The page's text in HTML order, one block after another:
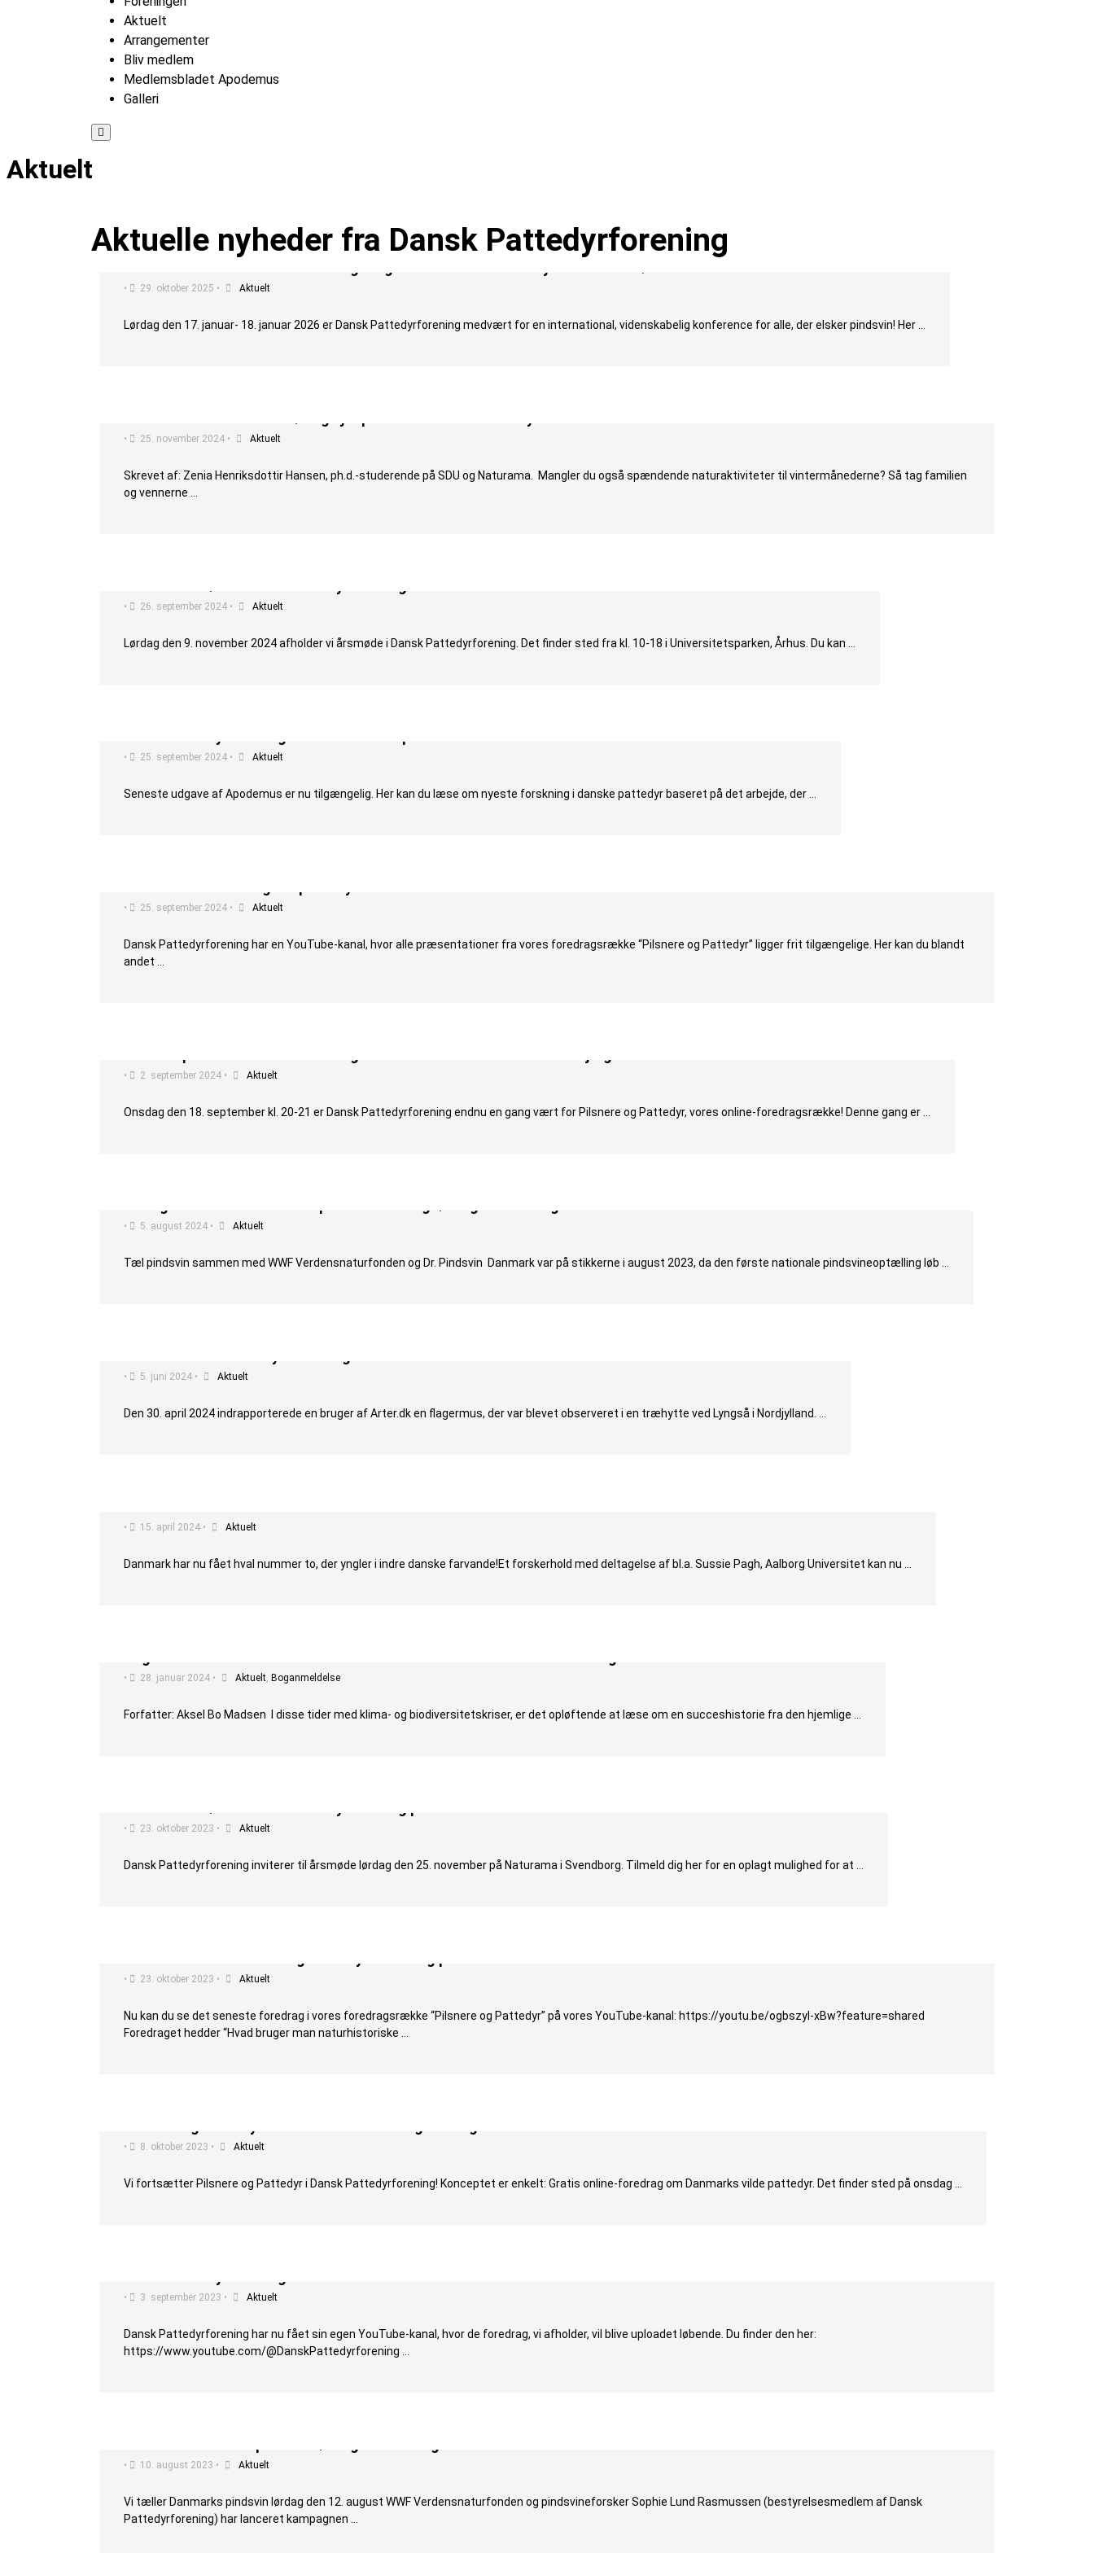
Aktuelt
Arrangementer
Bliv medlem
Medlemsbladet Apodemus
Galleri
Hamburger
Toggle
Aktuelt
Aktuelle nyheder fra Dansk Pattedyrforening
• 29. oktober 2025 • Aktuelt
Lørdag den 17. januar- 18. januar 2026 er Dansk Pattedyrforening medvært for en international, videnskabelig konference for alle, der elsker pindsvin! Her …
• 25. november 2024 • Aktuelt
Skrevet af: Zenia Henriksdottir Hansen, ph.d.-studerende på SDU og Naturama. Mangler du også spændende naturaktiviteter til vintermåne­derne? Så tag familien
og vennerne …
• 26. september 2024 • Aktuelt
Lørdag den 9. november 2024 afholder vi årsmøde i Dansk Pattedyrforening. Det finder sted fra kl. 10-18 i Universitetsparken, Århus. Du kan …
• 25. september 2024 • Aktuelt
Seneste udgave af Apodemus er nu tilgængelig. Her kan du læse om nyeste forskning i danske pattedyr baseret på det arbejde, der …
• 25. september 2024 • Aktuelt
Dansk Pattedyrforening har en YouTube-kanal, hvor alle præsentationer fra vores foredragsrække “Pilsnere og Pattedyr” ligger frit tilgængelige. Her kan du blandt
andet …
• 2. september 2024 • Aktuelt
Onsdag den 18. september kl. 20-21 er Dansk Pattedyrforening endnu en gang vært for Pilsnere og Pattedyr, vores online-foredragsrække! Denne gang er …
• 5. august 2024 • Aktuelt
Tæl pindsvin sammen med WWF Verdensnaturfonden og Dr. Pindsvin Danmark var på stikkerne i august 2023, da den første nationale pindsvineoptælling løb …
• 5. juni 2024 • Aktuelt
Den 30. april 2024 indrapporterede en bruger af Arter.dk en flagermus, der var blevet observeret i en træhytte ved Lyngså i Nordjylland. …
• 15. april 2024 • Aktuelt
Danmark har nu fået hval nummer to, der yngler i indre danske farvande!Et forskerhold med deltagelse af bl.a. Sussie Pagh, Aalborg Universitet kan nu …
• 28. januar 2024 • Aktuelt, Boganmeldelse
Forfatter: Aksel Bo Madsen I disse tider med klima- og biodiversitetskriser, er det opløftende at læse om en succeshistorie fra den hjemlige …
• 23. oktober 2023 • Aktuelt
Dansk Pattedyrforening inviterer til årsmøde lørdag den 25. november på Naturama i Svendborg. Tilmeld dig her for en oplagt mulighed for at …
• 23. oktober 2023 • Aktuelt
Nu kan du se det seneste foredrag i vores foredragsrække “Pilsnere og Pattedyr” på vores YouTube-kanal: https://youtu.be/ogbszyI-xBw?feature=shared
Foredraget hedder “Hvad bruger man naturhistoriske …
• 8. oktober 2023 • Aktuelt
Vi fortsætter Pilsnere og Pattedyr i Dansk Pattedyrforening! Konceptet er enkelt: Gratis online-foredrag om Danmarks vilde pattedyr. Det finder sted på onsdag …
• 3. september 2023 • Aktuelt
Dansk Pattedyrforening har nu fået sin egen YouTube-kanal, hvor de foredrag, vi afholder, vil blive uploadet løbende. Du finder den her:
https://www.youtube.com/@DanskPattedyrforening …
• 10. august 2023 • Aktuelt
Vi tæller Danmarks pindsvin lørdag den 12. august WWF Verdensnaturfonden og pindsvineforsker Sophie Lund Rasmussen (bestyrelsesmedlem af Dansk
Pattedyrforening) har lanceret kampagnen …